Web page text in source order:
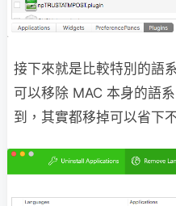
接下來就是比較特別的語
可以移除 MAC 本身的語
到，其實都移掉可以省下